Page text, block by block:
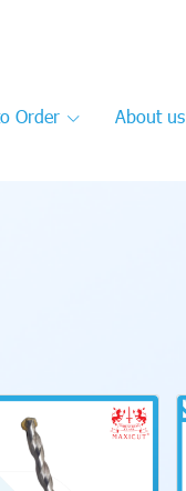
Order About us